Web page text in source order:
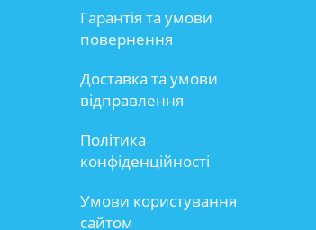
Гарантія та умови
повернення
Доставка та умови
відправлення
Політика
конфіденційності
Умови користування
сайтом